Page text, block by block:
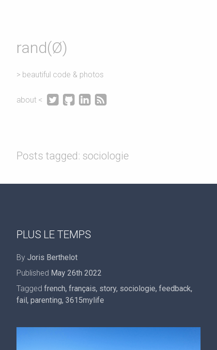
rand(Ø)
> beautiful code & photos
about <    
Posts tagged: sociologie
PLUS LE TEMPS
By Joris Berthelot
Published May 26th 2022
Tagged french, français, story, sociologie, feedback,
fail, parenting, 3615mylife